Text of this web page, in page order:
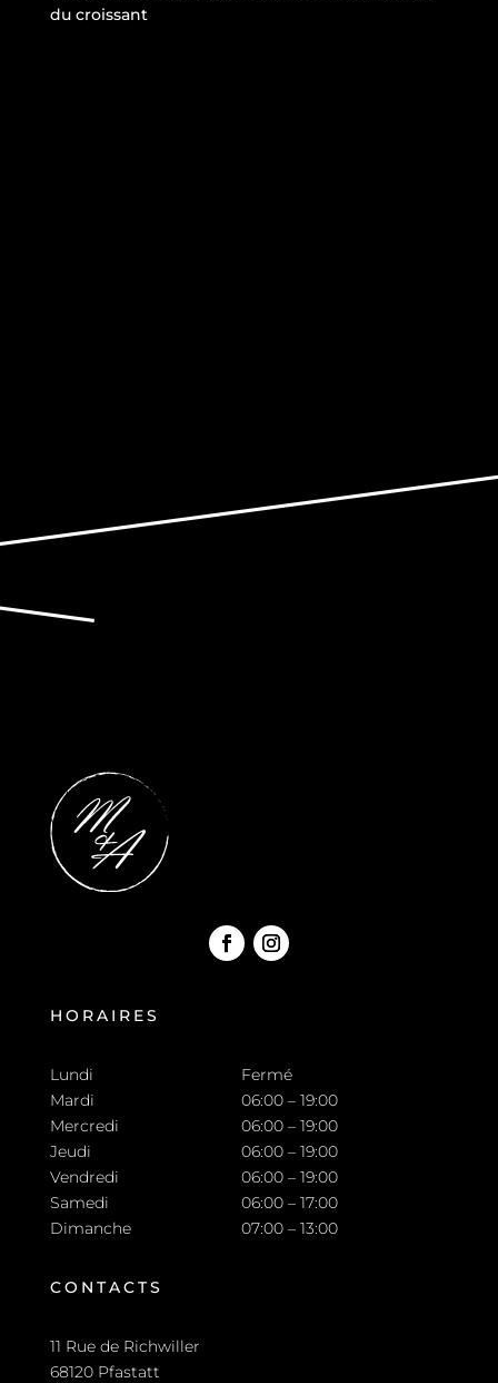
du croissant
HORAIRES
Lundi
Mardi
Mercredi
Jeudi
Vendredi
Samedi
Dimanche
Fermé
06:00 – 19:00
06:00 – 19:00
06:00 – 19:00
06:00 – 19:00
06:00 – 17:00
07:00 – 13:00
CONTACTS
11 Rue de Richwiller
68120 Pfastatt